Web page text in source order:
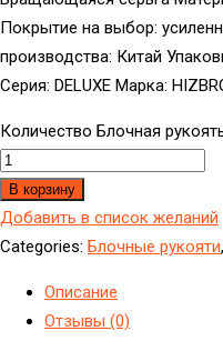
Покрытие на выбор:
производства: Китай
Серия: DELUXE Марка:
Количество Блочная
В корзину
Добавить в список желаний
Categories: Блочные рукояти,
Описание
Отзывы (0)